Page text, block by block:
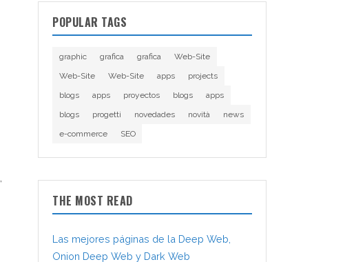
POPULAR TAGS
graphic grafica grafica
Web-Site
Web-Site
Web-Site apps
projects
blogs
apps proyectos blogs
apps
blogs
progetti novedades novità
news
e-commerce
SEO
THE MOST READ
Las mejores páginas de la Deep Web,
Onion Deep Web y Dark Web